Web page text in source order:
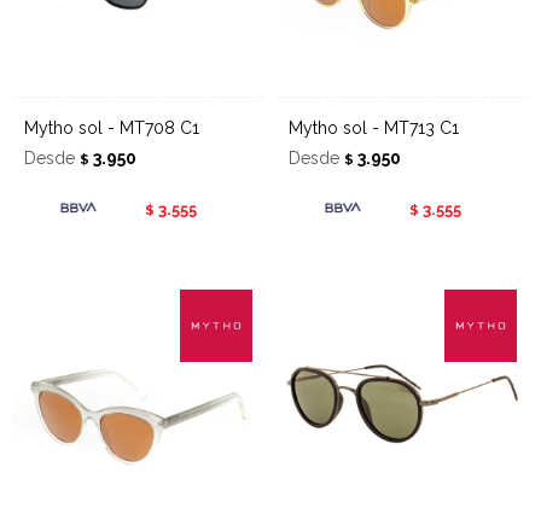
Mytho sol - MT708 C1
Desde $ 3.950
$ 3.555
Mytho sol - MT713 C1
Desde $ 3.950
$ 3.555